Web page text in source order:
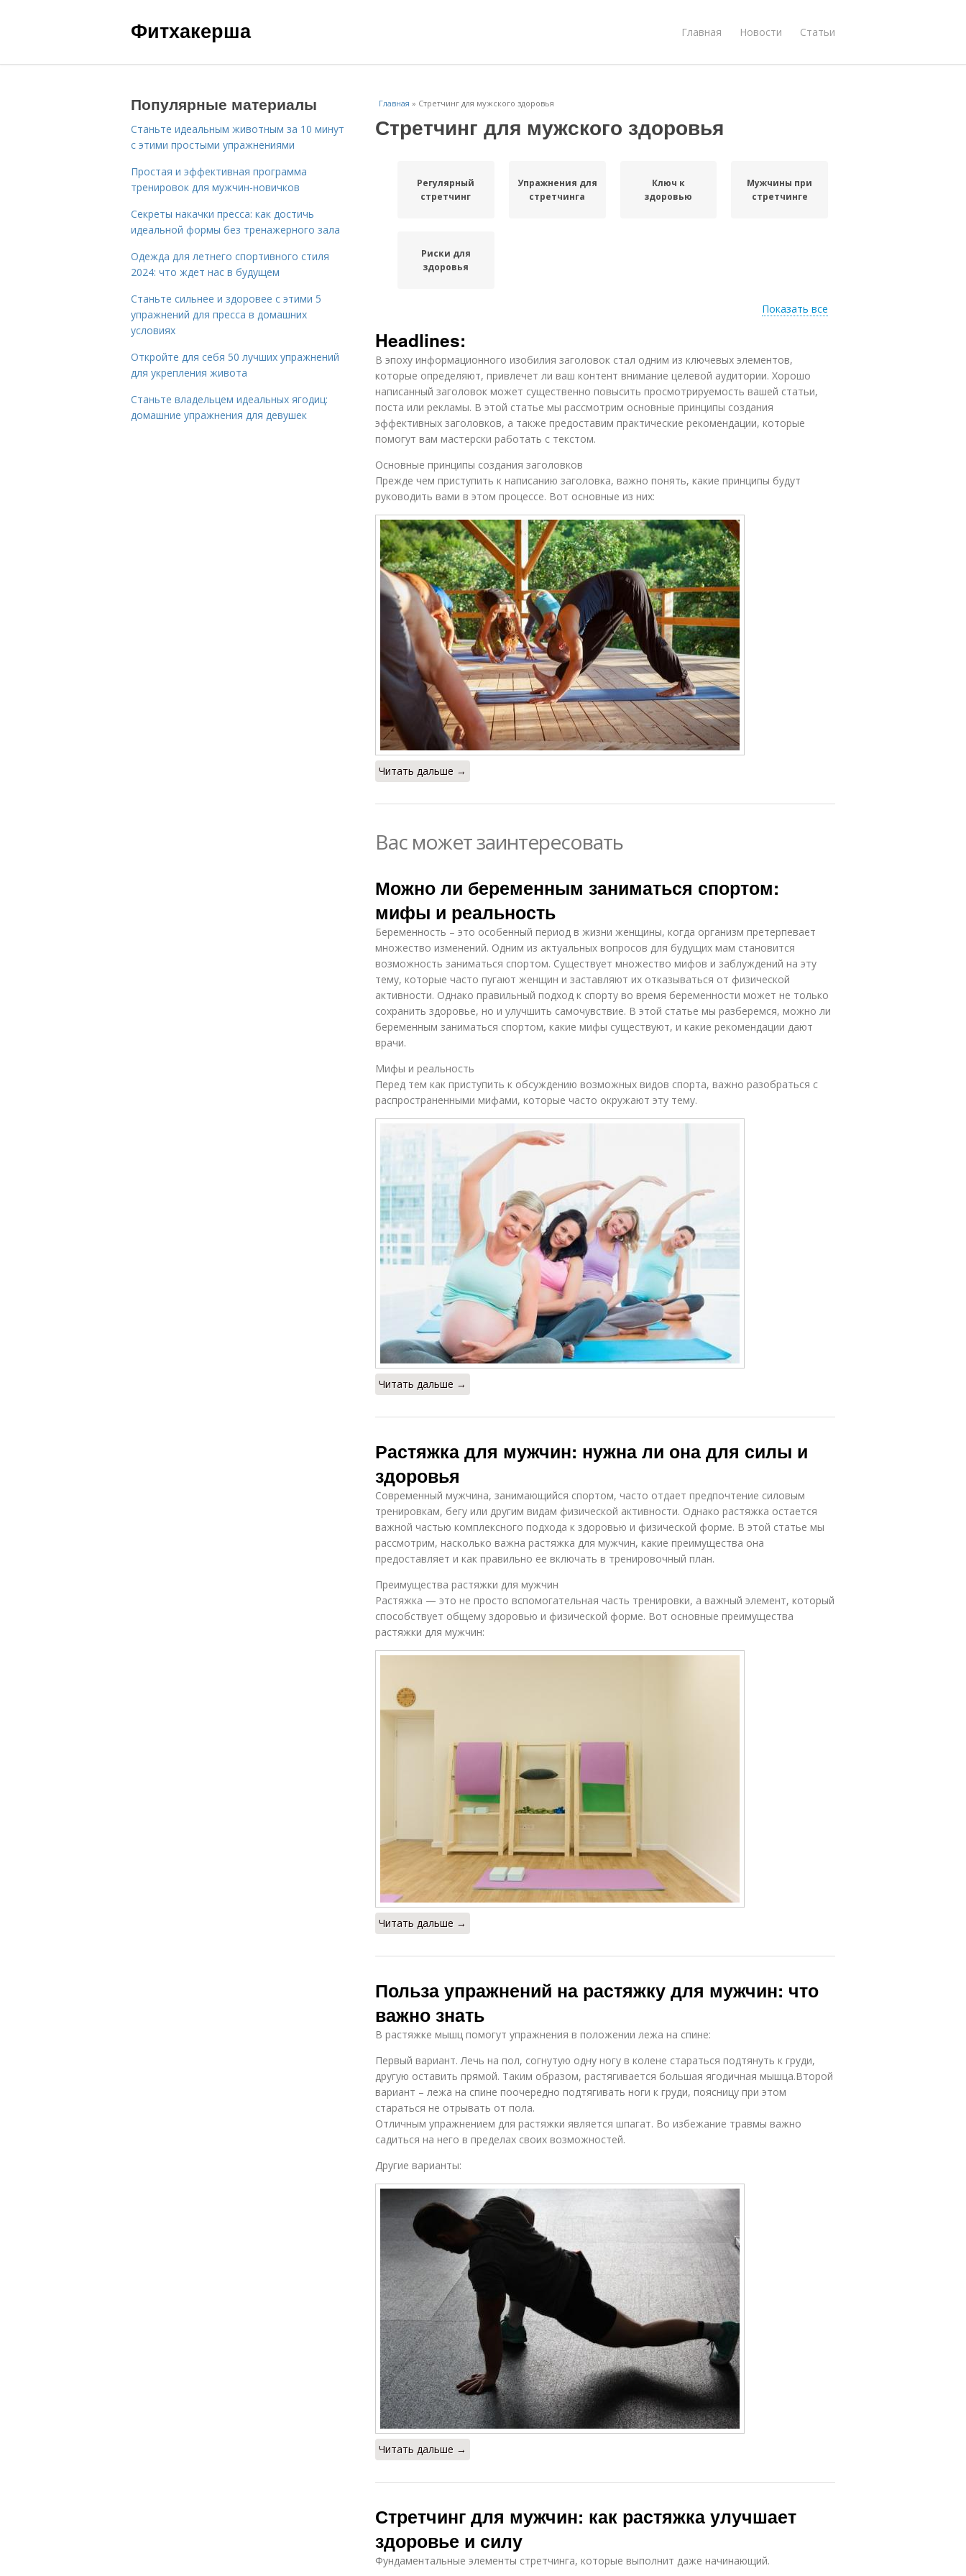
Фитхакерша Главная Новости Статьи
Главная » Стретчинг для мужского здоровья
Стретчинг для мужского здоровья
Регулярный
стретчинг
Упражнения для
стретчинга
Ключ к
здоровью
Мужчины при
стретчинге
Риски для
здоровья
Показать все
Headlines:
В эпоху информационного изобилия заголовок стал одним из ключевых элементов,
которые определяют, привлечет ли ваш контент внимание целевой аудитории. Хорошо
написанный заголовок может существенно повысить просмотрируемость вашей статьи,
поста или рекламы. В этой статье мы рассмотрим основные принципы создания
эффективных заголовков, а также предоставим практические рекомендации, которые
помогут вам мастерски работать с текстом.
Основные принципы создания заголовков
Прежде чем приступить к написанию заголовка, важно понять, какие принципы будут
руководить вами в этом процессе. Вот основные из них:
Читать дальше →
Вас может заинтересовать
Можно ли беременным заниматься спортом:
мифы и реальность
Беременность – это особенный период в жизни женщины, когда организм претерпевает
множество изменений. Одним из актуальных вопросов для будущих мам становится
возможность заниматься спортом. Существует множество мифов и заблуждений на эту
тему, которые часто пугают женщин и заставляют их отказываться от физической
активности. Однако правильный подход к спорту во время беременности может не только
сохранить здоровье, но и улучшить самочувствие. В этой статье мы разберемся, можно ли
беременным заниматься спортом, какие мифы существуют, и какие рекомендации дают
врачи.
Мифы и реальность
Перед тем как приступить к обсуждению возможных видов спорта, важно разобраться с
распространенными мифами, которые часто окружают эту тему.
Читать дальше →
Растяжка для мужчин: нужна ли она для силы и
здоровья
Современный мужчина, занимающийся спортом, часто отдает предпочтение силовым
тренировкам, бегу или другим видам физической активности. Однако растяжка остается
важной частью комплексного подхода к здоровью и физической форме. В этой статье мы
рассмотрим, насколько важна растяжка для мужчин, какие преимущества она
предоставляет и как правильно ее включать в тренировочный план.
Преимущества растяжки для мужчин
Растяжка — это не просто вспомогательная часть тренировки, а важный элемент, который
способствует общему здоровью и физической форме. Вот основные преимущества
растяжки для мужчин:
Читать дальше →
Польза упражнений на растяжку для мужчин: что
важно знать
В растяжке мышц помогут упражнения в положении лежа на спине:
Первый вариант. Лечь на пол, согнутую одну ногу в колене стараться подтянуть к груди,
другую оставить прямой. Таким образом, растягивается большая ягодичная мышца.Второй
вариант – лежа на спине поочередно подтягивать ноги к груди, поясницу при этом
стараться не отрывать от пола.
Отличным упражнением для растяжки является шпагат. Во избежание травмы важно
садиться на него в пределах своих возможностей.
Другие варианты:
Читать дальше →
Стретчинг для мужчин: как растяжка улучшает
здоровье и силу
Фундаментальные элементы стретчинга, которые выполнит даже начинающий.
Популярные материалы
Станьте идеальным животным за 10 минут
с этими простыми упражнениями
Простая и эффективная программа
тренировок для мужчин-новичков
Секреты накачки пресса: как достичь
идеальной формы без тренажерного зала
Одежда для летнего спортивного стиля
2024: что ждет нас в будущем
Станьте сильнее и здоровее с этими 5
упражнений для пресса в домашних
условиях
Откройте для себя 50 лучших упражнений
для укрепления живота
Станьте владельцем идеальных ягодиц:
домашние упражнения для девушек